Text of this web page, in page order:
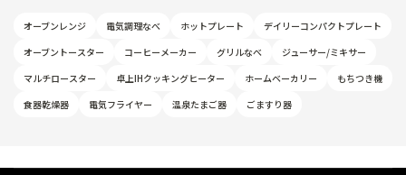
オーブンレンジ 電気調理なべ ホットプレート
デイリーコンパクトプレート
オーブントースター
コーヒーメーカー グリルなべ
ジューサー/ミキサー
マルチロースター
卓上IHクッキングヒーター ホームベーカリー
もちつき機
食器乾燥器
電気フライヤー 温泉たまご器 ごますり器